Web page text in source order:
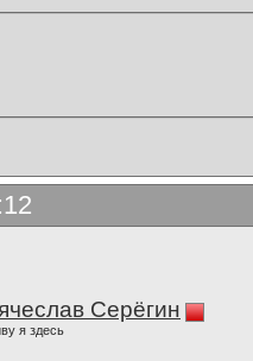
Серёгин
я здесь